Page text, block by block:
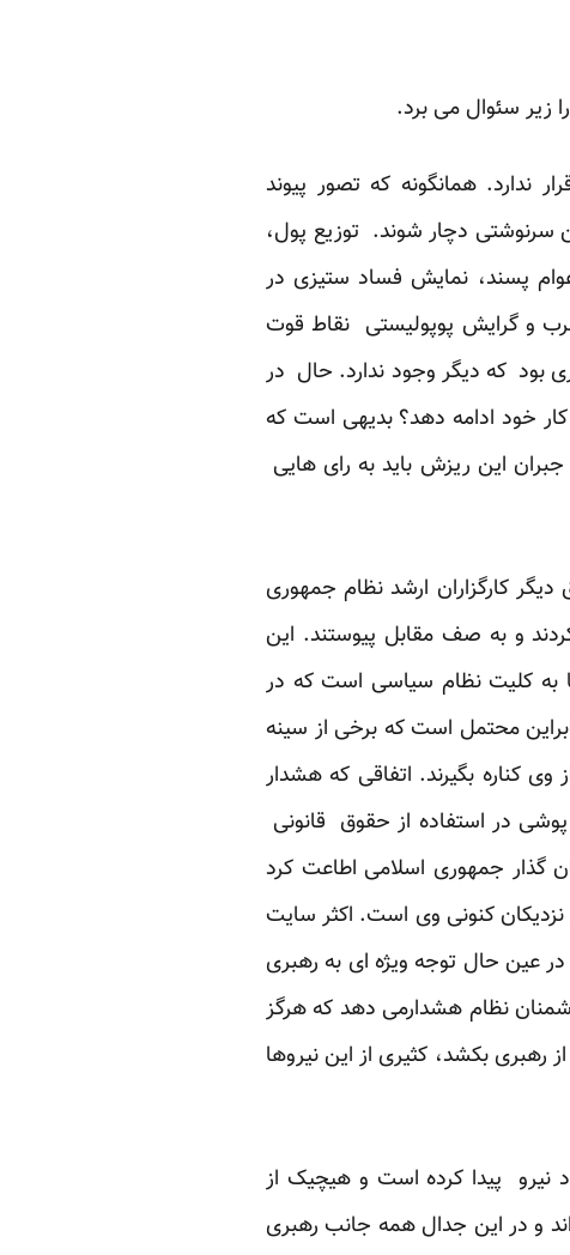
زیر سئوال می برد.
ندارد. همانگونه که تصور پیوند
سرنوشتی دچار شوند. توزیع پول،
پسند، نمایش فساد ستیزی در
غرب و گرایش پوپولیستی نقاط قوت
بود که دیگر وجود ندارد. حال در
خود ادامه دهد؟ بدیهی است که
این ریزش باید به رای هایی
کارگزاران ارشد نظام جمهوری
و به صف مقابل پیوستند. این
به کلیت نظام سیاسی است که در
محتمل است که برخی از سینه
کناره بگیرند. اتفاقی که هشدار
در استفاده از حقوق قانونی
گذار جمهوری اسلامی اطاعت کرد
کنونی وی است. اکثر سایت
عین حال توجه ویژه ای به رهبری
نظام هشدارمی دهد که هرگز
رهبری بکشد، کثیری از این نیروها
نیرو پیدا کرده است و هیچیک از
و در این جدال همه جانب رهبری